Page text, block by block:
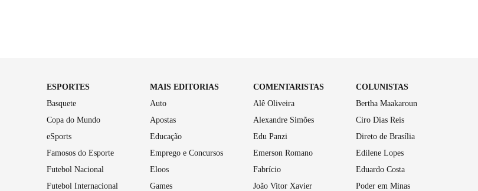
ESPORTES
Basquete
Copa do Mundo
eSports
Famosos do Esporte
Futebol Nacional
Futebol Internacional
MAIS EDITORIAS
Auto
Apostas
Educação
Emprego e Concursos
Eloos
Games
COMENTARISTAS
Alê Oliveira
Alexandre Simões
Edu Panzi
Emerson Romano
Fabrício
João Vitor Xavier
COLUNISTAS
Bertha Maakaroun
Ciro Dias Reis
Direto de Brasília
Edilene Lopes
Eduardo Costa
Poder em Minas